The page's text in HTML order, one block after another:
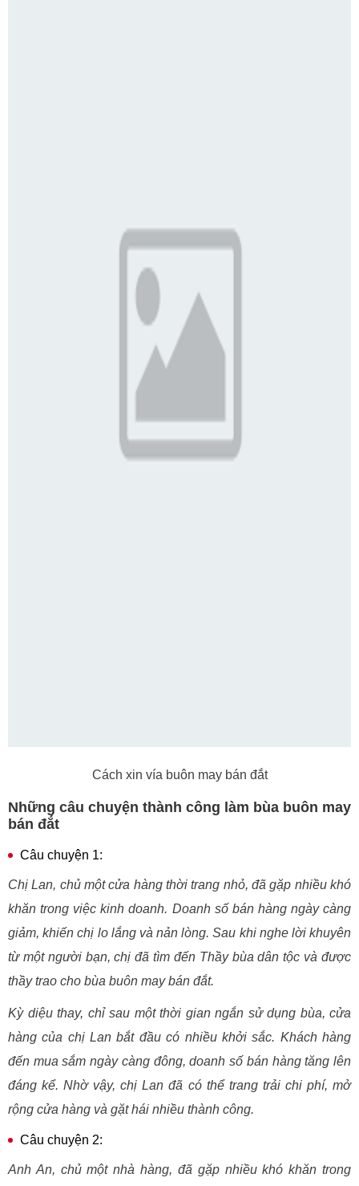
Cách xin vía buôn may bán đắt
Những câu chuyện thành công làm bùa buôn may
bán đắt
Câu chuyện 1:
Chị Lan, chủ một cửa hàng thời trang nhỏ, đã gặp nhiều khó
khăn trong việc kinh doanh. Doanh số bán hàng ngày càng
giảm, khiến chị lo lắng và nản lòng. Sau khi nghe lời khuyên
từ một người bạn, chị đã tìm đến Thầy bùa dân tộc và được
thầy trao cho bùa buôn may bán đắt.
Kỳ diệu thay, chỉ sau một thời gian ngắn sử dụng bùa, cửa
hàng của chị Lan bắt đầu có nhiều khởi sắc. Khách hàng
đến mua sắm ngày càng đông, doanh số bán hàng tăng lên
đáng kể. Nhờ vậy, chị Lan đã có thể trang trải chi phí, mở
rộng cửa hàng và gặt hái nhiều thành công.
Câu chuyện 2:
Anh An, chủ một nhà hàng, đã gặp nhiều khó khăn trong